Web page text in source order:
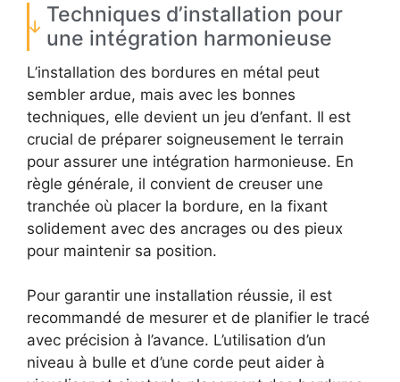
Techniques d’installation pour
une intégration harmonieuse
L’installation des bordures en métal peut
sembler ardue, mais avec les bonnes
techniques, elle devient un jeu d’enfant. Il est
crucial de préparer soigneusement le terrain
pour assurer une intégration harmonieuse. En
règle générale, il convient de creuser une
tranchée où placer la bordure, en la fixant
solidement avec des ancrages ou des pieux
pour maintenir sa position.
Pour garantir une installation réussie, il est
recommandé de mesurer et de planifier le tracé
avec précision à l’avance. L’utilisation d’un
niveau à bulle et d’une corde peut aider à